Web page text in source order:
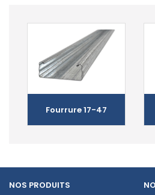
Fourrure 17-47
NOS PRODUITS